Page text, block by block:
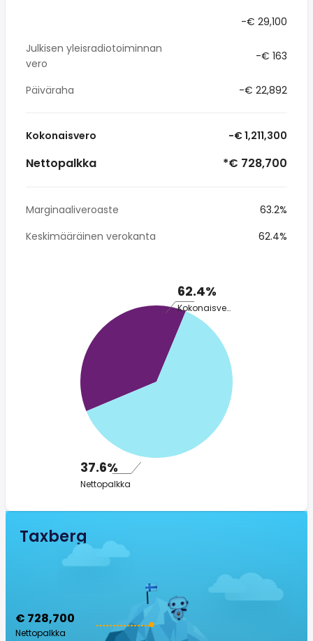
-€ 29,100
Julkisen yleisradiotoiminnan
vero
-€ 163
Päiväraha -€ 22,892
Kokonaisvero -€ 1,211,300
Nettopalkka *€ 728,700
Marginaaliveroaste
63.2%
Keskimääräinen verokanta
62.4%
62.4%
Kokonaisvero
37.6%
Nettopalkka
Taxberg
€ 728,700
Nettopalkka